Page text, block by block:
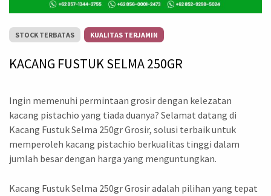
STOCK TERBATAS KUALITAS TERJAMIN
KACANG FUSTUK SELMA 250GR
Ingin memenuhi permintaan grosir dengan kelezatan
kacang pistachio yang tiada duanya? Selamat datang di
Kacang Fustuk Selma 250gr Grosir, solusi terbaik untuk
memperoleh kacang pistachio berkualitas tinggi dalam
jumlah besar dengan harga yang menguntungkan.
Kacang Fustuk Selma 250gr Grosir adalah pilihan yang tepat